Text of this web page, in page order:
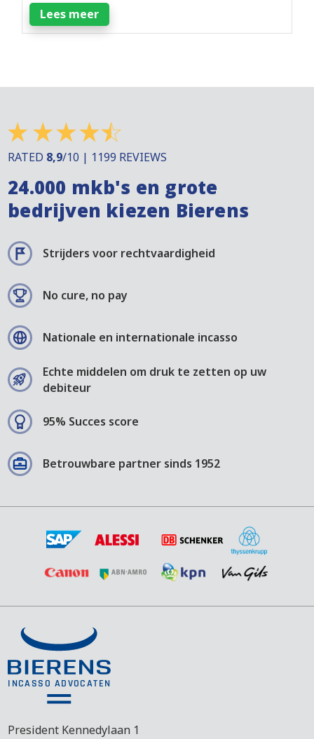
Lees meer
RATED 8,9/10 | 1199 REVIEWS
24.000 mkb's en grote
bedrijven kiezen Bierens
Strijders voor rechtvaardigheid
No cure, no pay
Nationale en internationale incasso
Echte middelen om druk te zetten op uw
debiteur
95% Succes score
Betrouwbare partner sinds 1952
President Kennedylaan 1